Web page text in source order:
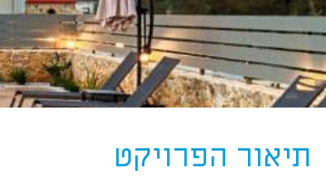
תיאור הפרויקט